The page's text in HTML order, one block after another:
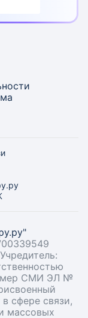
СМИ ЭЛ №
сфере связи,
массовых